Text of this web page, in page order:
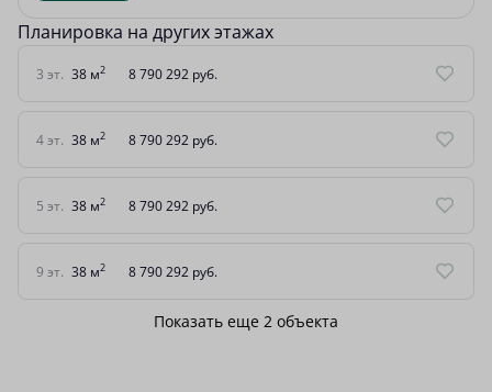
Планировка на других этажах
3 эт. 38 м2 8 790 292 руб.
4 эт. 38 м2 8 790 292 руб.
5 эт. 38 м2 8 790 292 руб.
9 эт. 38 м2 8 790 292 руб.
Показать еще 2 объектa